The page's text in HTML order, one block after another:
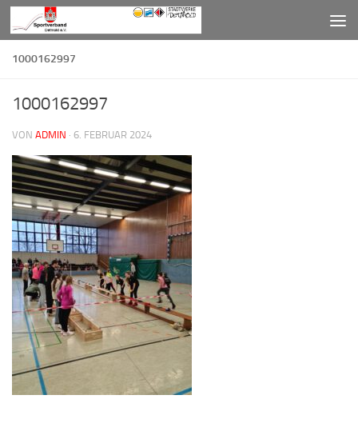
Zum Inhalt springen
1000162997
1000162997
VON ADMIN · 6. FEBRUAR 2024